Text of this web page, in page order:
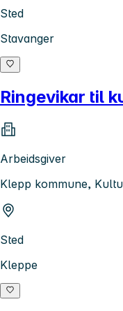
Sted
Stavanger
Ringevikar til
Arbeidsgiver
Klepp kommune,
Sted
Kleppe